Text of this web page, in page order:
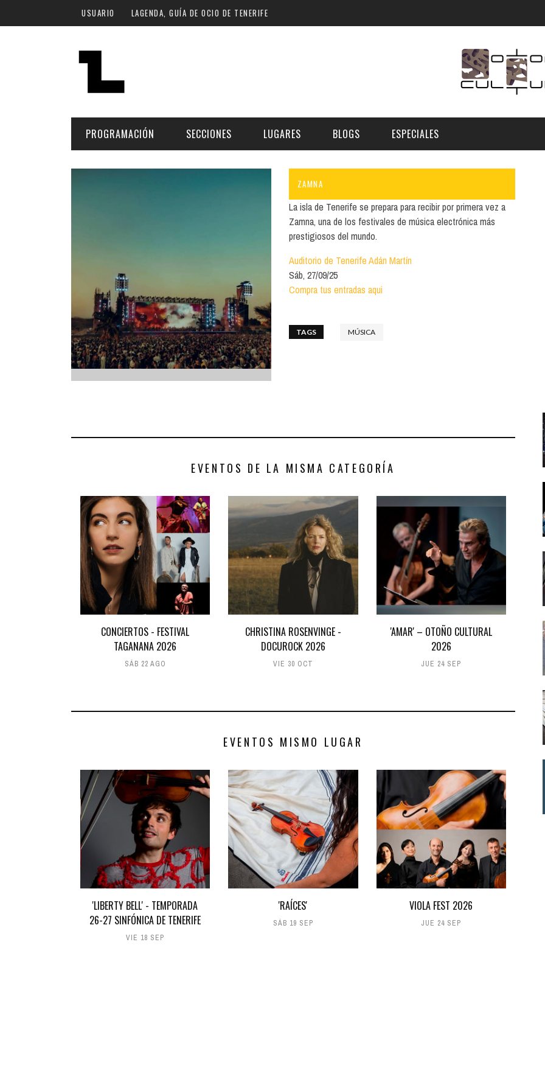
Pasar al contenido principal
USUARIO LAGENDA, GUÍA DE OCIO DE TENERIFE
PROGRAMACIÓN
Norte
Santa Cruz | La Laguna
Cultura
SECCIONES LUGARES
ARTE | MUSEOS
SALAS Y AUDITORIOS
ESPACIOS CULTURALES
LOCALES CON ACTUACIONES
COMERCIO
GASTRO
FORMATIVO
BLOGS ESPECIALES
FESTIVAL TAGANANA 2026
XXVII VERANO DE CUENTO
ZAMNA
La isla de Tenerife se prepara para recibir por primera vez a
Zamna, una de los festivales de música electrónica más
prestigiosos del mundo.
Auditorio de Tenerife Adán Martín
Sáb, 27/09/25
Compra tus entradas aqui
TAGS MÚSICA
EVENTOS DE LA MISMA CATEGORÍA
CONCIERTOS - FESTIVAL
TAGANANA 2026
SÁB 22 AGO
CHRISTINA ROSENVINGE -
DOCUROCK 2026
VIE 30 OCT
'AMAR' – OTOÑO CULTURAL
2026
JUE 24 SEP
EVENTOS MISMO LUGAR
'LIBERTY BELL' - TEMPORADA
26-27 SINFÓNICA DE TENERIFE
VIE 18 SEP
'RAÍCES'
SÁB 19 SEP
VIOLA FEST 2026
JUE 24 SEP